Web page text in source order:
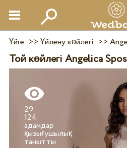
Үйге >> Үйлену көйлегі >>
Той көйлегі Angelica
29
124
адамдар
қызығушылық